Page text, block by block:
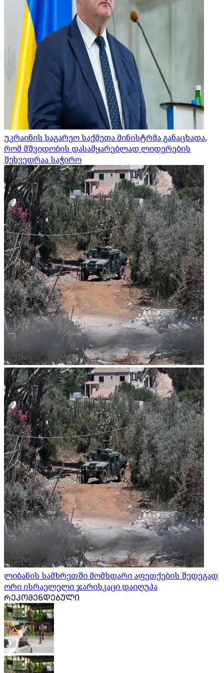
უკრაინის საგარეო საქმეთა მინისტრმა განაცხადა,
რომ მშვიდობის დასამყარებლად ლიდერების
შეხვედრაა საჭირო
ლიბანის სამხრეთში მომხდარი აფეთქების შედეგად
ორი ისრაელელი ჯარისკაცი დაიღუპა
ᲠᲔᲙᲝᲛᲔᲜᲓᲔᲑᲣᲚᲘ